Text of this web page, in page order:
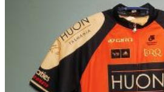
être
sur
page
du
produit